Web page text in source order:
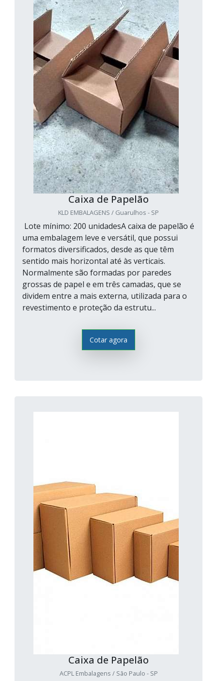
Caixa de Papelão
KLD EMBALAGENS / Guarulhos - SP
Lote mínimo: 200 unidadesA caixa de papelão é
uma embalagem leve e versátil, que possui
formatos diversificados, desde as que têm
sentido mais horizontal até às verticais.
Normalmente são formadas por paredes
grossas de papel e em três camadas, que se
dividem entre a mais externa, utilizada para o
revestimento e proteção da estrutu...
Cotar agora
Caixa de Papelão
ACPL Embalagens / São Paulo - SP